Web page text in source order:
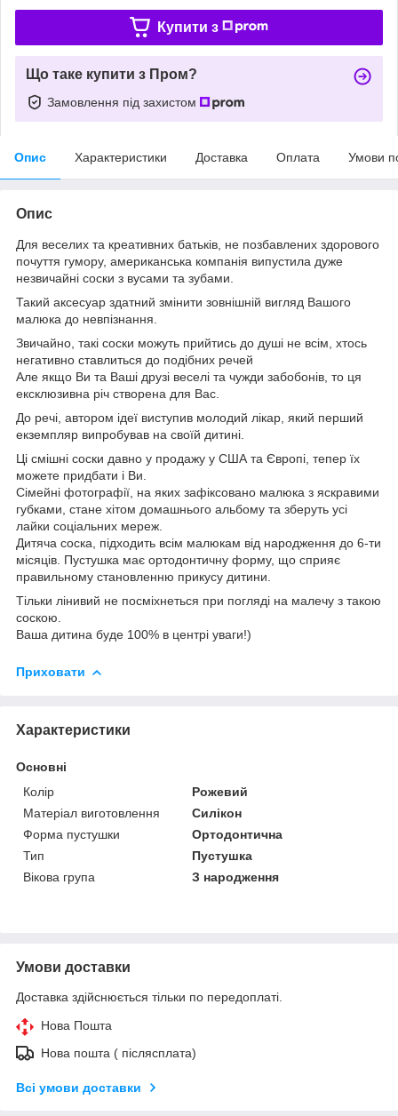
Купити з
Що таке купити з Пром?
Замовлення під захистом
Опис Характеристики Доставка Оплата Умови
Опис
Для веселих та креативних батьків, не позбавлених здорового
почуття гумору, американська компанія випустила дуже
незвичайні соски з вусами та зубами.
Такий аксесуар здатний змінити зовнішній вигляд Вашого
малюка до невпізнання.
Звичайно, такі соски можуть прийтись до душі не всім, хтось
негативно ставлиться до подібних речей
Але якщо Ви та Ваші друзі веселі та чужди забобонів, то ця
ексклюзивна річ створена для Вас.
До речі, автором ідеї виступив молодий лікар, який перший
екземпляр випробував на своїй дитині.
Ці смішні соски давно у продажу у США та Європі, тепер їх
можете придбати і Ви.
Сімейні фотографії, на яких зафіксовано малюка з яскравими
губками, стане хітом домашнього альбому та зберуть усі
лайки соціальних мереж.
Дитяча соска, підходить всім малюкам від народження до 6-ти
місяців. Пустушка має ортодонтичну форму, що сприяє
правильному становленню прикусу дитини.
Тільки лінивий не посміхнеться при погляді на малечу з такою
соскою.
Ваша дитина буде 100% в центрі уваги!)
Приховати
Характеристики
Основні
Колір
Рожевий
Матеріал виготовлення
Силікон
Форма пустушки
Ортодонтична
Тип
Пустушка
Вікова група
З народження
Умови доставки
Доставка здійснюється тільки по передоплаті.
Нова Пошта
Нова пошта ( післясплата)
Всі умови доставки